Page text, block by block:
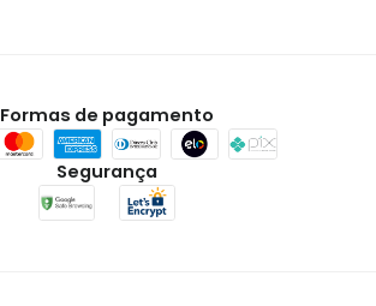
Formas de pagamento
Segurança